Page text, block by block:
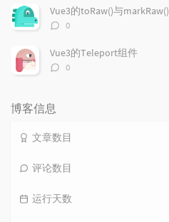
数：
Vue3的toRaw()与markRaw()
评
数：
0
Vue3的Teleport组件
评
0
博客信息
文章数目
评论数目
运行天数